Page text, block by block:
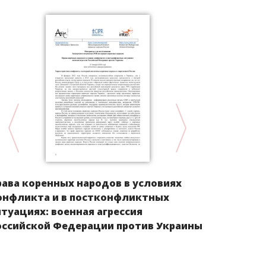
коренных народов в условиях
и в постконфликтных
военная агрессия
Федерации против Украины